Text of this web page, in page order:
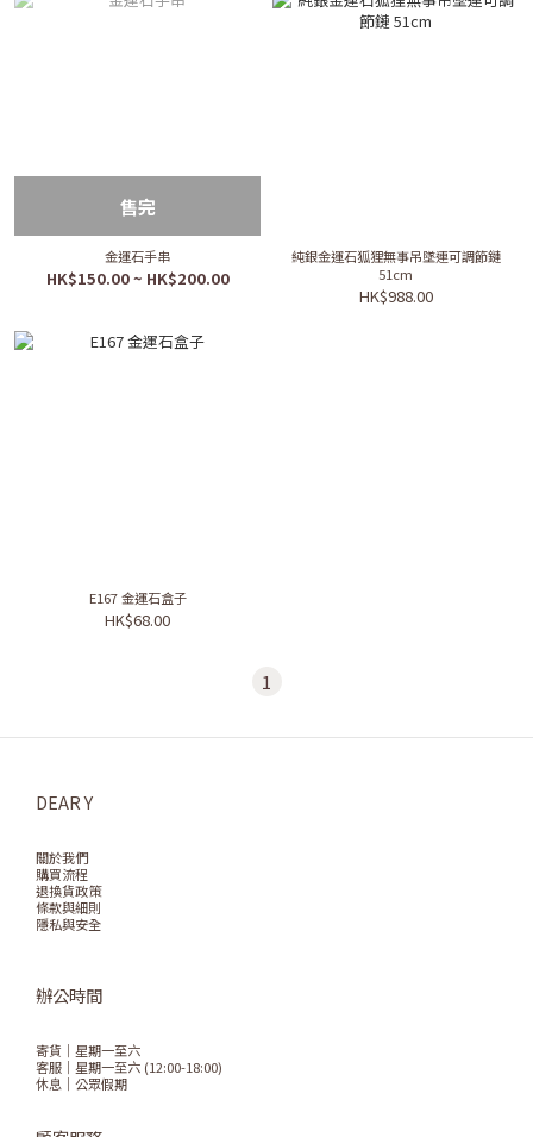
售完
金運石手串
HK$150.00 ~ HK$200.00
純銀金運石狐狸無事吊墜連可調節鏈
51cm
HK$988.00
E167 金運石盒子
HK$68.00
1
DEAR Y
關於我們
購買流程
退換貨政策
條款與細則
隱私與安全
辦公時間
寄貨｜星期一至六
客服｜星期一至六 (12:00-18:00)
休息｜公眾假期